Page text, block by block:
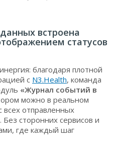
встроена
статусов
благодаря плотной
с N3.Health, команда
«Журнал событий в
можно в реальном
всех отправленных
сторонних сервисов и
где каждый шаг